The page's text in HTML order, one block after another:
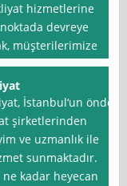
hizmetlerine
devreye
müşterilerimize
İstanbul‘un önde
şirketlerinden
ve uzmanlık ile
sunmaktadır.
kadar heyecan